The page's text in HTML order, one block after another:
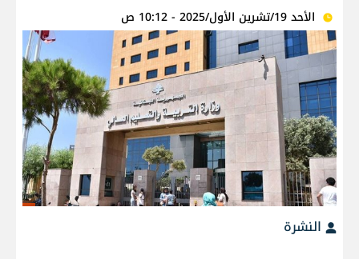
الأحد 19/تشرين الأول/2025 - 10:12 ص
النشرة